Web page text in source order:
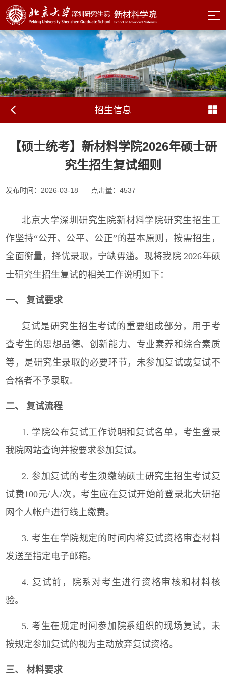
招生信息
【硕士统考】新材料学院2026年硕士研
究生招生复试细则
发布时间：2026-03-18 点击量：4537
北京大学深圳研究生院新材料学院研究生招生工
作坚持“公开、公平、公正”的基本原则，按需招生，
全面衡量，择优录取，宁缺毋滥。现将我院2026年硕
士研究生招生复试的相关工作说明如下：
一、 复试要求
复试是研究生招生考试的重要组成部分，用于考
查考生的思想品德、创新能力、专业素养和综合素质
等，是研究生录取的必要环节，未参加复试或复试不
合格者不予录取。
二、 复试流程
1. 学院公布复试工作说明和复试名单，考生登录
我院网站查询并按要求参加复试。
2. 参加复试的考生须缴纳硕士研究生招生考试复
试费100元/人/次，考生应在复试开始前登录北大研招
网个人帐户进行线上缴费。
3. 考生在学院规定的时间内将复试资格审查材料
发送至指定电子邮箱。
4. 复试前，院系对考生进行资格审核和材料核
验。
5. 考生在规定时间参加院系组织的现场复试，未
按规定参加复试的视为主动放弃复试资格。
三、 材料要求